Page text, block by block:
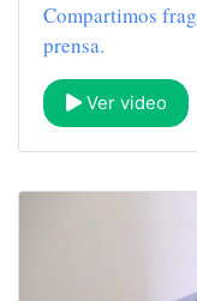
Compartimos
prensa.
Ver video